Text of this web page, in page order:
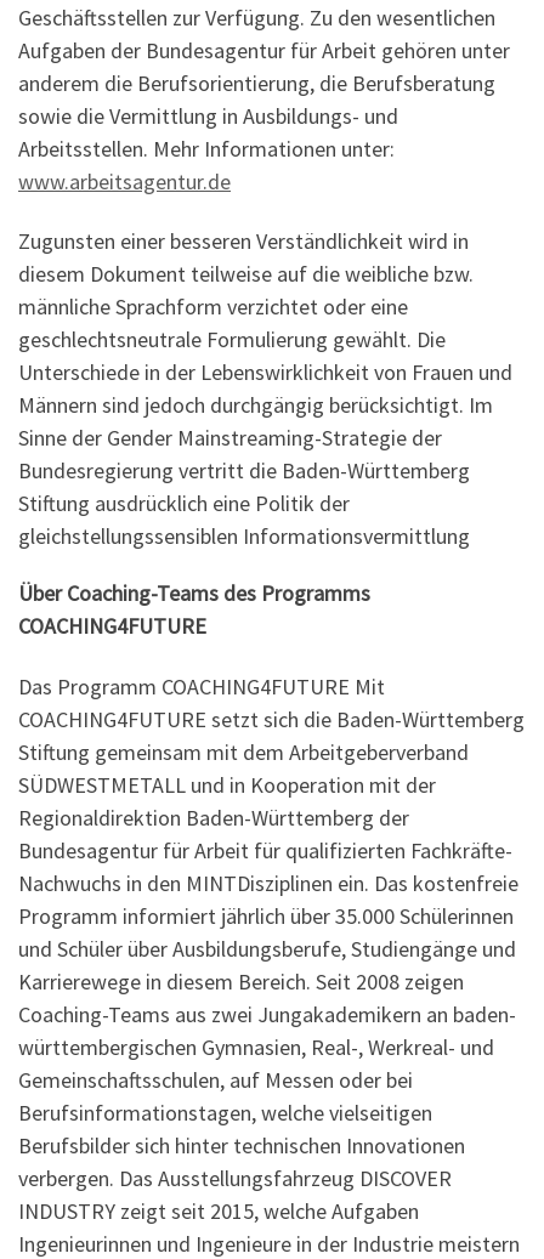
Geschäftsstellen zur Verfügung. Zu den wesentlichen
Aufgaben der Bundesagentur für Arbeit gehören unter
anderem die Berufsorientierung, die Berufsberatung
sowie die Vermittlung in Ausbildungs- und
Arbeitsstellen. Mehr Informationen unter:
www.arbeitsagentur.de
Zugunsten einer besseren Verständlichkeit wird in
diesem Dokument teilweise auf die weibliche bzw.
männliche Sprachform verzichtet oder eine
geschlechtsneutrale Formulierung gewählt. Die
Unterschiede in der Lebenswirklichkeit von Frauen und
Männern sind jedoch durchgängig berücksichtigt. Im
Sinne der Gender Mainstreaming-Strategie der
Bundesregierung vertritt die Baden-Württemberg
Stiftung ausdrücklich eine Politik der
gleichstellungssensiblen Informationsvermittlung
Über Coaching-Teams des Programms
COACHING4FUTURE
Das Programm COACHING4FUTURE Mit
COACHING4FUTURE setzt sich die Baden-Württemberg
Stiftung gemeinsam mit dem Arbeitgeberverband
SÜDWESTMETALL und in Kooperation mit der
Regionaldirektion Baden-Württemberg der
Bundesagentur für Arbeit für qualifizierten Fachkräfte-
Nachwuchs in den MINTDisziplinen ein. Das kostenfreie
Programm informiert jährlich über 35.000 Schülerinnen
und Schüler über Ausbildungsberufe, Studiengänge und
Karrierewege in diesem Bereich. Seit 2008 zeigen
Coaching-Teams aus zwei Jungakademikern an baden-
württembergischen Gymnasien, Real-, Werkreal- und
Gemeinschaftsschulen, auf Messen oder bei
Berufsinformationstagen, welche vielseitigen
Berufsbilder sich hinter technischen Innovationen
verbergen. Das Ausstellungsfahrzeug DISCOVER
INDUSTRY zeigt seit 2015, welche Aufgaben
Ingenieurinnen und Ingenieure in der Industrie meistern